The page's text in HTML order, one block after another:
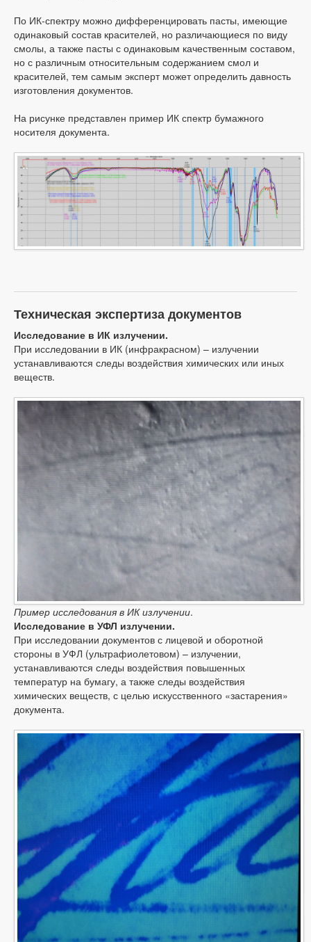
По ИК-спектру можно дифференцировать пасты, имеющие
одинаковый состав красителей, но различающиеся по виду
смолы, а также пасты с одинаковым качественным составом,
но с различным относительным содержанием смол и
красителей, тем самым эксперт может определить давность
изготовления документов.
На рисунке представлен пример ИК спектр бумажного
носителя документа.
Техническая экспертиза документов
Исследование в ИК излучении.
При исследовании в ИК (инфракрасном) – излучении
устанавливаются следы воздействия химических или иных
веществ.
Пример исследования в ИК излучении.
Исследование в УФЛ излучении.
При исследовании документов с лицевой и оборотной
стороны в УФЛ (ультрафиолетовом) – излучении,
устанавливаются следы воздействия повышенных
температур на бумагу, а также следы воздействия
химических веществ, с целью искусственного «застарения»
документа.